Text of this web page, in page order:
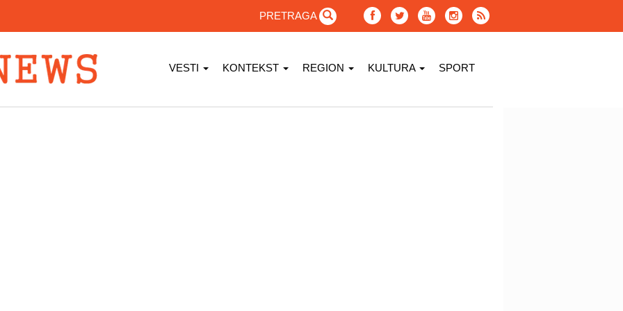
PRETRAGA
VESTI KONTEKST REGION KULTURA SPORT